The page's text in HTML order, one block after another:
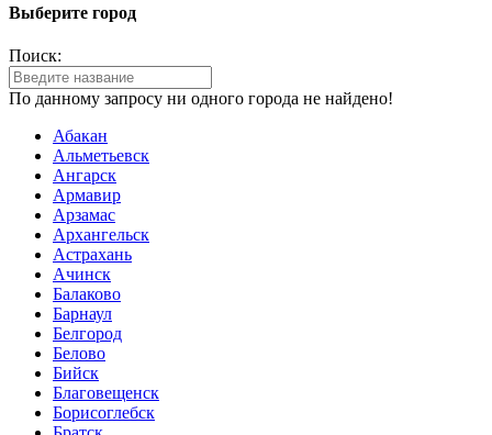
Выберите город
Поиск:
По данному запросу ни одного города не найдено!
Абакан
Альметьевск
Ангарск
Армавир
Арзамас
Архангельск
Астрахань
Ачинск
Балаково
Барнаул
Белгород
Белово
Бийск
Благовещенск
Борисоглебск